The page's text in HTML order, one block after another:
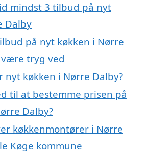
mindst 3 tilbud på nyt
Dalby
på nyt køkken i Nørre
tryg ved
nyt køkken i Nørre Dalby?
til at bestemme prisen på
Dalby?
køkkenmontører i Nørre
Køge kommune